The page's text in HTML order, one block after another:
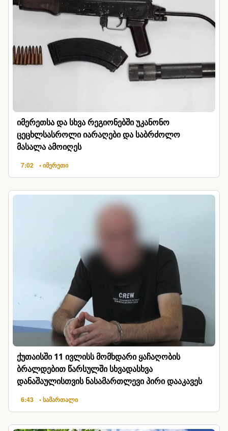
იმერეთსა და სხვა რეგიონებში უკანონო
ცეცხლსასროლი იარაღები და საბრძოლო
მასალა ამოიღეს
7:02 • იმერეთი
ქუთაისში 11 ივლისს მომხდარი ყაჩაღობის
ბრალდებით წარსულში სხვადასხვა
დანაშაულისთვის ნასამართლევი პირი დააკავეს
6:43 • სამართალი